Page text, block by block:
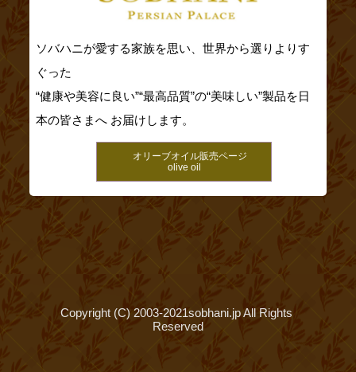
ソバハニが愛する家族を思い、世界から選りよりす
ぐった
“健康や美容に良い”“最高品質”の“美味しい”製品を日
本の皆さまへ お届けします。
オリーブオイル販売ページ
olive oil
Copyright (C) 2003-2021sobhani.jp All Rights
Reserved